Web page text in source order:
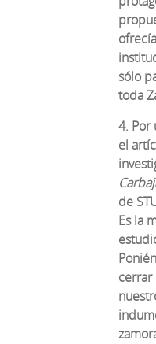
sólo
toda
4. Por
el
de
Es la
cerrar